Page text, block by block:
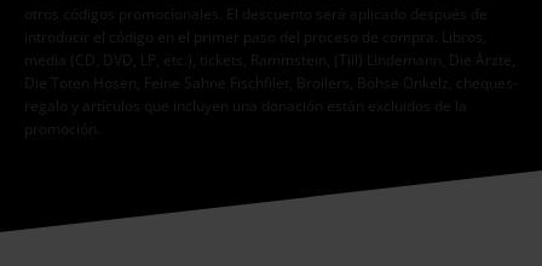
otros códigos promocionales. El descuento será aplicado después de
introducir el código en el primer paso del proceso de compra. Libros,
media (CD, DVD, LP, etc.), tickets, Rammstein, (Till) Lindemann, Die Ärzte,
Die Toten Hosen, Feine Sahne Fischfilet, Broilers, Böhse Onkelz, cheques-
regalo y artículos que incluyen una donación están excluidos de la
promoción.